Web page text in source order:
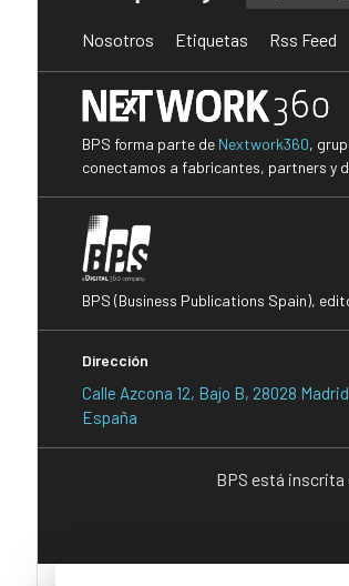
Nosotros Etiquetas Rss Feed
BPS forma parte de Nextwork360,
conectamos a fabricantes, partners y
BPS (Business Publications Spain),
Dirección
Calle Azcona 12, Bajo B, 28028 Madrid
España
BPS está inscrita